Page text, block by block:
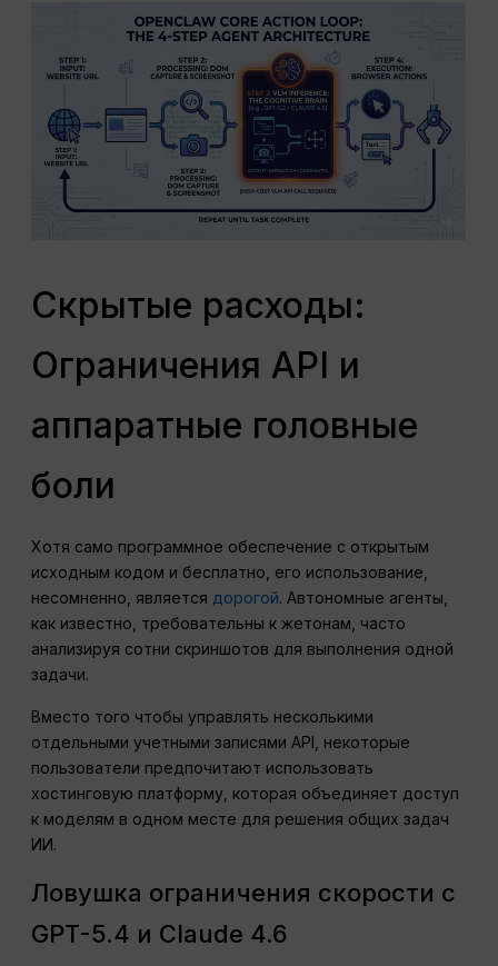
Скрытые расходы:
Ограничения API и
аппаратные головные
боли
Хотя само программное обеспечение с открытым
исходным кодом и бесплатно, его использование,
несомненно, является дорогой. Автономные агенты,
как известно, требовательны к жетонам, часто
анализируя сотни скриншотов для выполнения одной
задачи.
Вместо того чтобы управлять несколькими
отдельными учетными записями API, некоторые
пользователи предпочитают использовать
хостинговую платформу, которая объединяет доступ
к моделям в одном месте для решения общих задач
ИИ.
Ловушка ограничения скорости с
GPT-5.4 и Claude 4.6